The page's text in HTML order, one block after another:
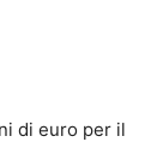
di euro per il